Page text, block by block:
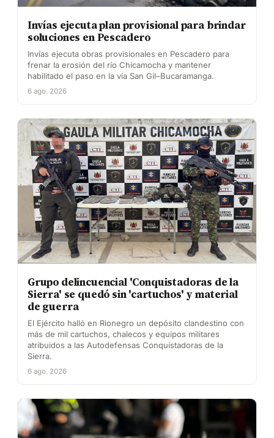
Invías ejecuta plan provisional para brindar
soluciones en Pescadero
Invías ejecuta obras provisionales en Pescadero para
frenar la erosión del río Chicamocha y mantener
habilitado el paso en la vía San Gil–Bucaramanga.
6 ago. 2026
Grupo delincuencial 'Conquistadoras de la
Sierra' se quedó sin 'cartuchos' y material
de guerra
El Ejército halló en Rionegro un depósito clandestino con
más de mil cartuchos, chalecos y equipos militares
atribuidos a las Autodefensas Conquistadoras de la
Sierra.
6 ago. 2026